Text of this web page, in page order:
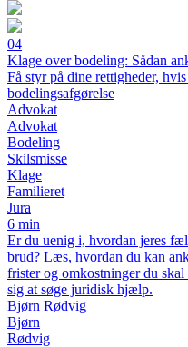
04
Klage over bodeling: Sådan
Få styr på dine rettigheder,
bodelingsafgørelse
Advokat
Advokat
Bodeling
Skilsmisse
Klage
Familieret
Jura
6 min
Er du uenig i, hvordan jeres
brud? Læs, hvordan du kan
frister og omkostninger du
sig at søge juridisk hjælp.
Bjørn Rødvig
Bjørn
Rødvig